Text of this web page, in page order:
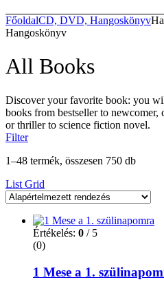
FőoldalCD, DVD, Hangoskönyv
Hangoskönyv
All Books
Discover your favorite book: you
books from bestseller to newcomer,
or thriller to science fiction novel.
Filter
1–48 termék, összesen 750 db
List Grid
Értékelés: 0 / 5
(0)
1 Mese a 1.